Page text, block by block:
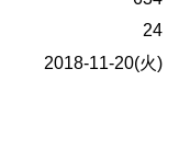
24
2018-11-20(火)